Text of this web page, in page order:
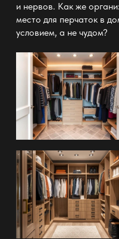
и нервов. Как же
место для перчаток в
условием, а не чудом?